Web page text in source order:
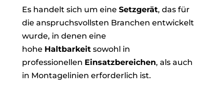
Es handelt sich um eine Setzgerät, das für
die anspruchsvollsten Branchen entwickelt
wurde, in denen eine
hohe Haltbarkeitsowohl in
professionellen Einsatzbereichen, als auch
in Montagelinien erforderlich ist.